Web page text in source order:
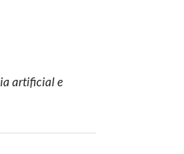
artificial e